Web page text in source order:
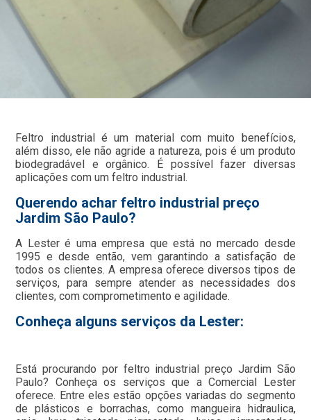
Feltro industrial é um material com muito benefícios,
além disso, ele não agride a natureza, pois é um produto
biodegradável e orgânico. É possível fazer diversas
aplicações com um feltro industrial.
Querendo achar feltro industrial preço
Jardim São Paulo?
A Lester é uma empresa que está no mercado desde
1995 e desde então, vem garantindo a satisfação de
todos os clientes. A empresa oferece diversos tipos de
serviços, para sempre atender as necessidades dos
clientes, com comprometimento e agilidade.
Conheça alguns serviços da Lester:
Está procurando por feltro industrial preço Jardim São
Paulo? Conheça os serviços que a Comercial Lester
oferece. Entre eles estão opções variadas do segmento
de plásticos e borrachas, como mangueira hidraulica,